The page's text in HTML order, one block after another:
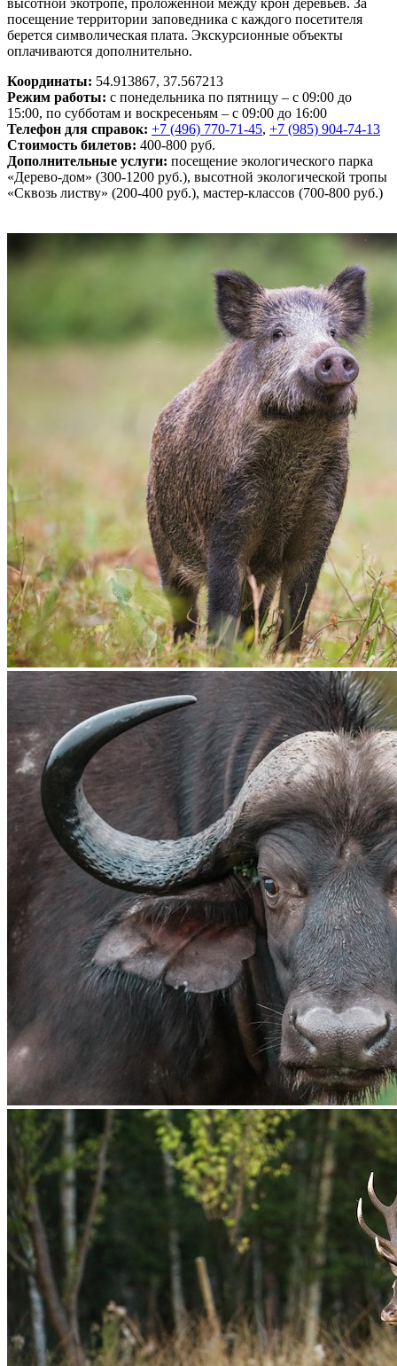
высотной экотропе, проложенной между крон деревьев. За
посещение территории заповедника с каждого посетителя
берется символическая плата. Экскурсионные объекты
оплачиваются дополнительно.
Координаты: 54.913867, 37.567213
Режим работы: с понедельника по пятницу – с 09:00 до
15:00, по субботам и воскресеньям – с 09:00 до 16:00
Телефон для справок: +7 (496) 770-71-45, +7 (985) 904-74-13
Стоимость билетов: 400-800 руб.
Дополнительные услуги: посещение экологического парка
«Дерево-дом» (300-1200 руб.), высотной экологической тропы
«Сквозь листву» (200-400 руб.), мастер-классов (700-800 руб.)